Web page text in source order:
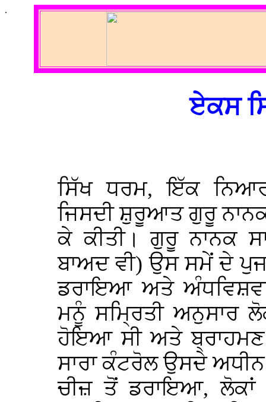
.
ਏਕਸ
ਸਿੱਖ ਧਰਮ, ਇੱਕ
ਜਿਸਦੀ ਸ਼ੁਰੂਆਤ ਗੁਰੂ
ਕੇ ਕੀਤੀ। ਗੁਰੂ ਨਾਨਕ
ਬਾਅਦ ਵੀ) ਉਸ ਸਮੇਂ ਦੇ
ਡਰਾਇਆ ਅਤੇ
ਮਨੂੰ ਸਮ੍ਰਿਤੀ ਅਨੁਸਾਰ
ਹੋਇਆ ਸੀ ਅਤੇ
ਸਾਰਾ ਕੰਟਰੋਲ ਉਸਦੇ
ਚੀਜ਼ ਤੋਂ ਡਰਾਇਆ, ਲੋਕਾਂ